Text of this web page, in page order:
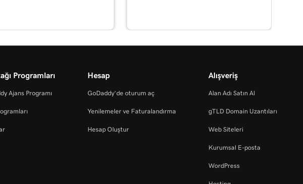
Programları
Ajans Programı
Hesap
GoDaddy’de oturum aç
Yenilemeler ve Faturalandırma
Hesap Oluştur
Alışveriş
Alan Adı Satın Al
gTLD Domain Uzantıları
Web Siteleri
Kurumsal E-posta
WordPress